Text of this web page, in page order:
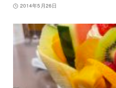
2014年5月26日